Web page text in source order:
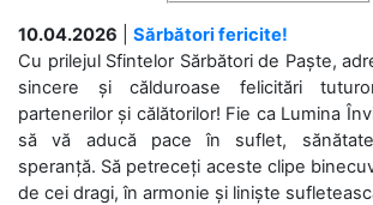
10.04.2026
Sărbători fericite!
Cu prilejul Sfintelor Sărbători de Paște,
sincere și călduroase felicitări
partenerilor și călătorilor! Fie ca Lumina
să vă aducă pace în suflet,
speranță. Să petreceți aceste clipe
de cei dragi, în armonie și liniște